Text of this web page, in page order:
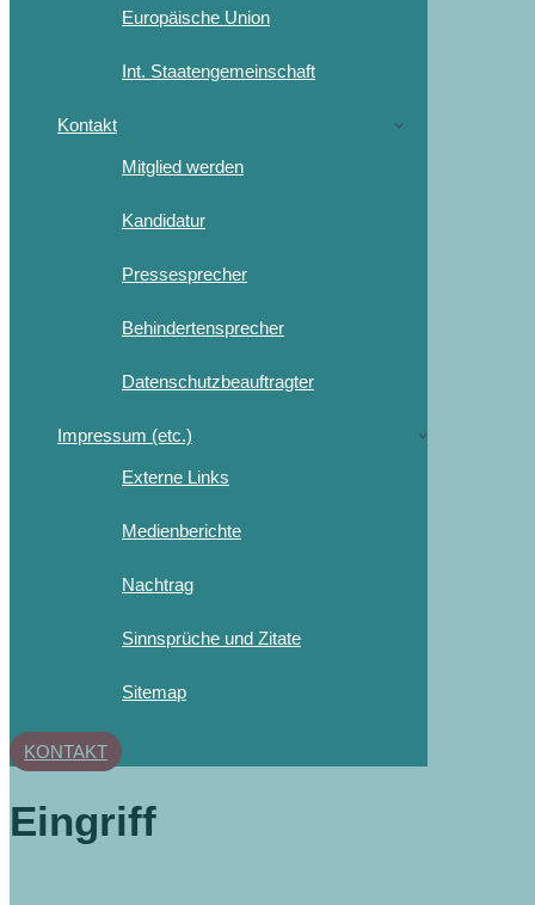
Europäische Union
Int. Staatengemeinschaft
Kontakt
Mitglied werden
Kandidatur
Pressesprecher
Behindertensprecher
Datenschutzbeauftragter
Impressum (etc.)
Externe Links
Medienberichte
Nachtrag
Sinnsprüche und Zitate
Sitemap
KONTAKT
Eingriff